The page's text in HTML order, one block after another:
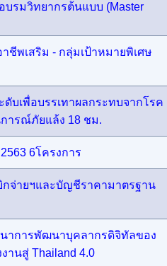
บรมวิทยากรต้นแบบ (Master
ชีพเสริม - กลุ่มเป้าหมายพิเศษ
บเพื่อบรรเทาผลกระทบจากโรค
ารณ์ภัยแล้ง 18 ชม.
6โครงการ
จ่ายฯและบัญชีราคามาตรฐาน
าการพัฒนาบุคลากรดิจิทัลของ
านสู่ Thailand 4.0